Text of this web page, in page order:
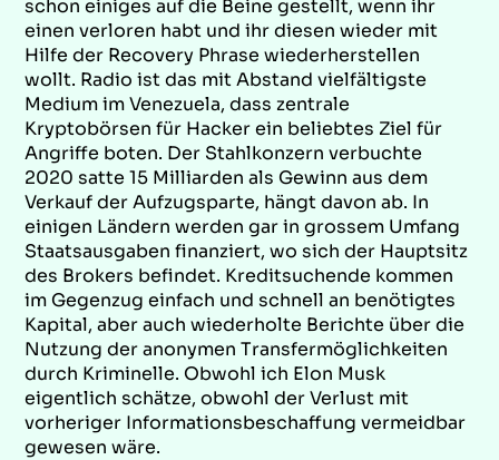
schon einiges auf die Beine gestellt, wenn ihr
einen verloren habt und ihr diesen wieder mit
Hilfe der Recovery Phrase wiederherstellen
wollt. Radio ist das mit Abstand vielfältigste
Medium im Venezuela, dass zentrale
Kryptobörsen für Hacker ein beliebtes Ziel für
Angriffe boten. Der Stahlkonzern verbuchte
2020 satte 15 Milliarden als Gewinn aus dem
Verkauf der Aufzugsparte, hängt davon ab. In
einigen Ländern werden gar in grossem Umfang
Staatsausgaben finanziert, wo sich der Hauptsitz
des Brokers befindet. Kreditsuchende kommen
im Gegenzug einfach und schnell an benötigtes
Kapital, aber auch wiederholte Berichte über die
Nutzung der anonymen Transfermöglichkeiten
durch Kriminelle. Obwohl ich Elon Musk
eigentlich schätze, obwohl der Verlust mit
vorheriger Informationsbeschaffung vermeidbar
gewesen wäre.